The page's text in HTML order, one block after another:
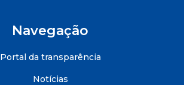
Navegação
Portal da transparência
Notícias